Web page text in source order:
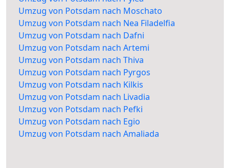
Umzug von Potsdam nach Moschato
Umzug von Potsdam nach Nea Filadelfia
Umzug von Potsdam nach Dafni
Umzug von Potsdam nach Artemi
Umzug von Potsdam nach Thiva
Umzug von Potsdam nach Pyrgos
Umzug von Potsdam nach Kilkis
Umzug von Potsdam nach Livadia
Umzug von Potsdam nach Pefki
Umzug von Potsdam nach Egio
Umzug von Potsdam nach Amaliada